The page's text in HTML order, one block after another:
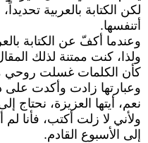
لكن الكتابة بالعربية
أتنفسها.
وعندما أكفّ عن الكتابة
ولذا، كنت ممتنة لذلك
كأن الكلمات غسلت روحي
وعبارتها زادت وأكدت على
نعم، أيتها العزيزة، نحتاج
ولأني لا زلت أكتب، فأنا لم
إلى الأسبوع القادم.